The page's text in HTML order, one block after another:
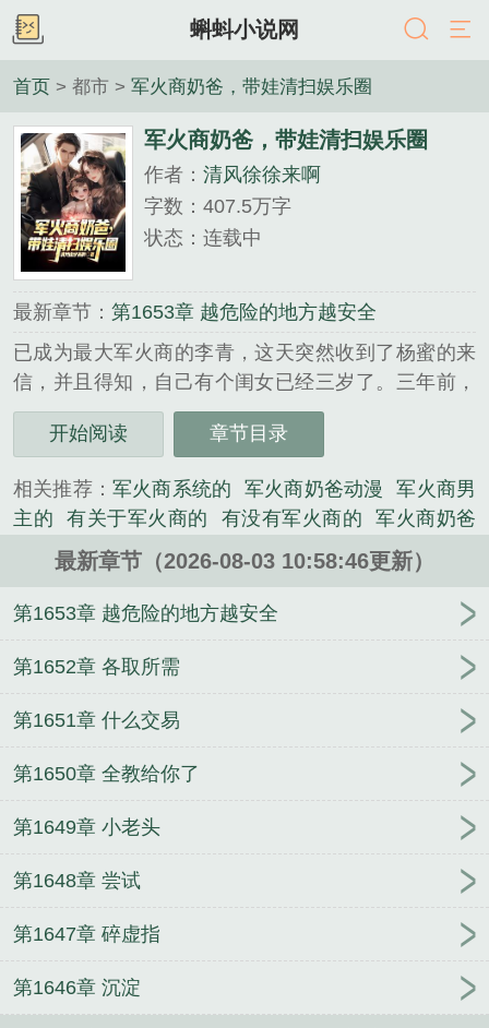
蝌蚪小说网
首页 > 都市 > 军火商奶爸，带娃清扫娱乐圈
军火商奶爸，带娃清扫娱乐圈
作者： 清风徐徐来啊
字数：407.5万字
状态：连载中
最新章节： 第1653章 越危险的地方越安全
已成为最大军火商的李青，这天突然收到了杨蜜的来
信，并且得知，自己有个闺女已经三岁了。三年前，
因为某些原因，杨蜜阴差阳错之下跟李青有了一个孩
子。迫于对赌协议，最危险的时期，杨蜜不得不找到
大佬的李青，摇身一变成为了全职奶爸！只因轩宝儿
一句话：“粑粑，我不想麻麻被他们欺负”接着，嘉荇
娱乐公司以三块钱被收购！京圈太子陈阿瑟被打断双
《军火商奶爸，带娃清扫娱乐圈》是清风徐徐来啊精
开始阅读 章节目录
相关推荐： 军火商系统的 军火商奶爸动漫
军火商男
主的
有关于军火商的 有没有军火商的
军火商奶爸
沙雕动画合集
军火商奶爸带娃清扫娱乐圈笔趣阁
军火商老板 求一本军火商类
商人的 军火商奶爸带娃清扫娱乐圈电视剧
带娃清扫
乐圈 目录共969章
带娃清扫娱乐圈
免费阅读 军火商奶爸带娃清扫娱乐圈
军火商奶爸带
节列表
军火商言情
军火商奶爸带娃清扫娱乐圈全
文
军火商奶爸带娃清扫娱乐圈王勉
带娃清扫娱乐圈
最新
军火商人
带娃清
扫娱乐圈 目录共943章
军火商排行榜
知乎 军火商奶爸全文阅读
军火商系
扫娱乐圈王勉怎么消失的
微
最新章节（2026-08-03 10:58:46更新）
第1653章 越危险的地方越安全
第1652章 各取所需
第1651章 什么交易
第1650章 全教给你了
第1649章 小老头
第1648章 尝试
第1647章 碎虚指
第1646章 沉淀